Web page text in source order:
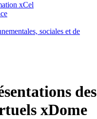
xCel
sociales et de
des
xDome